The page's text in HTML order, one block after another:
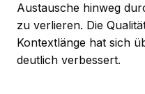
Austausche hinweg
zu verlieren. Die
Kontextlänge hat sich
deutlich verbessert.